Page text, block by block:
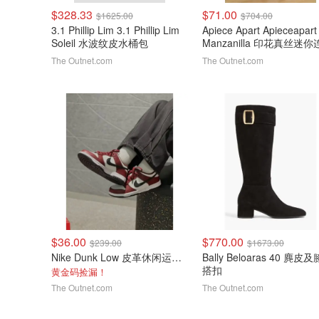
$328.33 $1625.00
3.1 Phillip Lim 3.1 Phillip Lim
Soleil 水波纹皮水桶包
The Outnet.com
$71.00 $704.00
Apiece Apart Apieceapart
Manzanilla 印花真丝迷你
裙
The Outnet.com
$36.00 $239.00
Nike Dunk Low 皮革休闲运动鞋
黄金码捡漏！
The Outnet.com
$770.00 $1673.00
Bally Beloaras 40 麂皮及
搭扣
The Outnet.com